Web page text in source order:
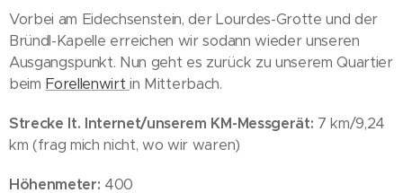
Vorbei am Eidechsenstein, der Lourdes-Grotte und der
Bründl-Kapelle erreichen wir sodann wieder unseren
Ausgangspunkt. Nun geht es zurück zu unserem Quartier
beim Forellenwirtin Mitterbach.
Strecke lt. Internet/unserem KM-Messgerät: 7 km/9,24
km (frag mich nicht, wo wir waren)
Höhenmeter: 400